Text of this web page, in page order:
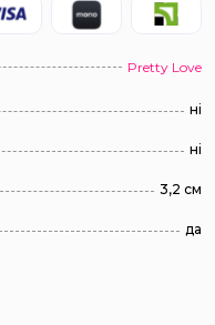
Pretty Love
ні
ні
3,2 см
да